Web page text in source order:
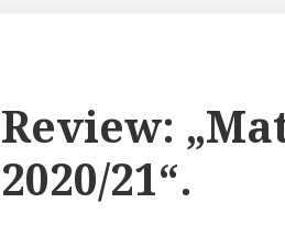
Review:
2020/21“.